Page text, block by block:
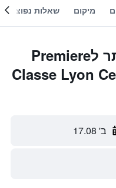
מיקום שאלות נפוצות
המבצעים הטובים ביותר לPremiere
Classe Lyon
ב' 17.08